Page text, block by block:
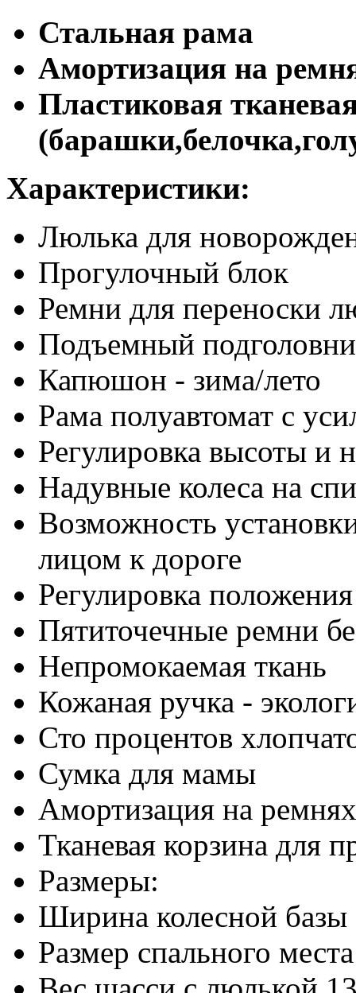
Стальная рама
Амортизация на
Пластиковая
Характеристики:
Люлька для
Прогулочный блок
Ремни для переноски
Подъемный
Капюшон - зима/лето
Рама полуавтомат с
Регулировка высоты и
Надувные колеса на
Возможность
лицом к дороге
Регулировка
Пятиточечные ремни
Непромокаемая ткань
Кожаная ручка -
Сто процентов
Сумка для мамы
Амортизация на ремнях
Тканевая корзина для
Размеры:
Ширина колесной базы
Размер спального